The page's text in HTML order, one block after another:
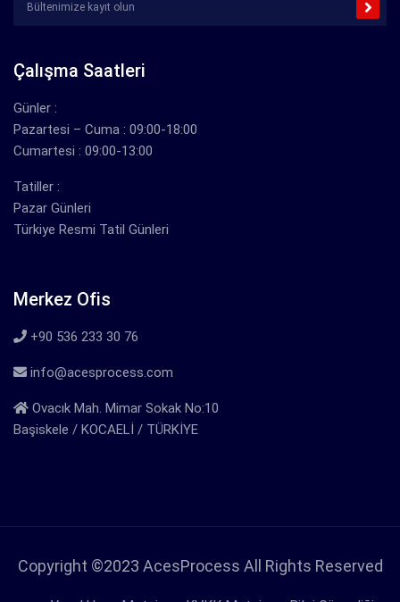
Çalışma Saatleri
Günler :
Pazartesi – Cuma : 09:00-18:00
Cumartesi : 09:00-13:00
Tatiller :
Pazar Günleri
Türkiye Resmi Tatil Günleri
Merkez Ofis
+90 536 233 30 76
info@acesprocess.com
Ovacık Mah. Mimar Sokak No:10
Başiskele / KOCAELİ / TÜRKİYE
Copyright ©2023 AcesProcess All Rights Reserved